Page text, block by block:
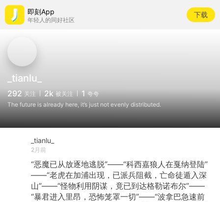
即刻App
年轻人的同好社区
下载
_tianlu_
292 关注 2k 被关注 1 夸夸
The future is already here, it’s just not evenly distributed.
_tianlu_
2月前
“恶魔已从放逐地逃脱”——“科西嘉狼人在戛纳登陆”
——“老虎在加浦出现，已派兵阻截，亡命徒遁入深
山”——“怪物利用阴谋，竟已到达格勒诺布尔”——
“暴君进入里昂，恐怖笼罩一切”——“波拿巴急速前